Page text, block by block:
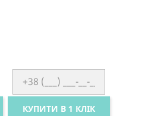
КУПИТИ В 1 КЛІК